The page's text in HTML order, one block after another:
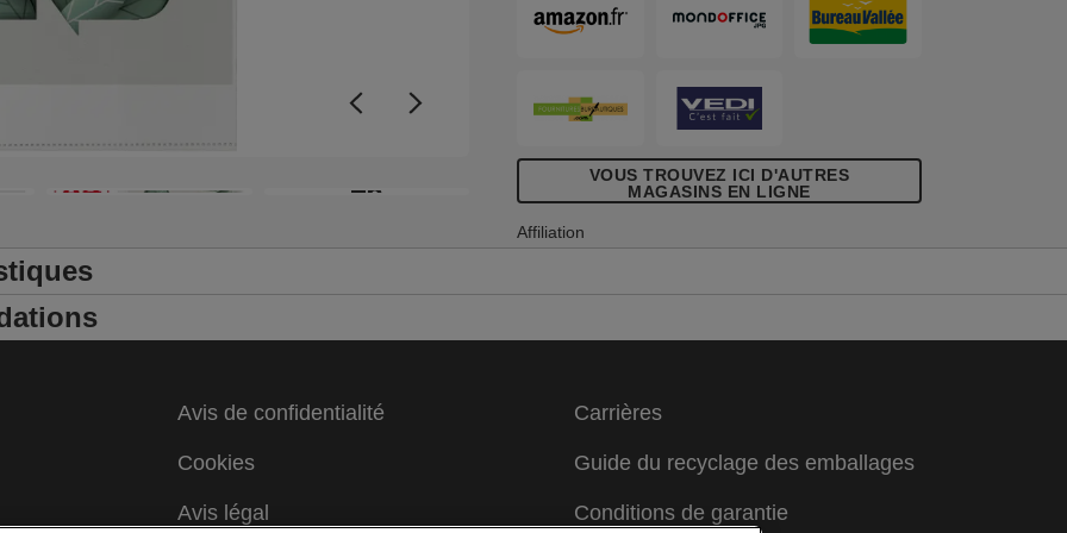
+6
également 100% recyclée et recyclable.
Fabriqué en Europe.
VOUS TROUVEZ ICI D'AUTRES
MAGASINS EN LIGNE
Affiliation
Avis de confidentialité
Cookies
Avis légal
Carrières
Guide du recyclage des emballages
Conditions de garantie